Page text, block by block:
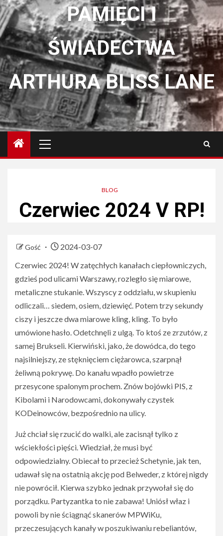
PAMIĘCI I
ŚWIADECTWA
ARTHURA BLISS LANE
główne
BLOG
Czerwiec 2024 V RP!
Gość
2024-03-07
Czerwiec 2024! W zatęchłych kanałach ciepłowniczych,
gdzieś pod ulicami Warszawy, rozległo się miarowe,
metaliczne stukanie. Wszyscy z oddziału, w skupieniu
odliczali… siedem, osiem, dziewięć. Potem trzy sekundy
ciszy i jeszcze dwa miarowe kling, kling. To było
umówione hasło. Odetchnęli z ulgą. To ktoś ze zrzutów, z
samej Brukseli. Kierwiński, jako, że dowódca, do tego
najsilniejszy, ze stęknięciem ciężarowca, szarpnął
żeliwną pokrywę. Do kanału wpadło powietrze
przesycone spalonym prochem. Znów bojówki PIS, z
Kibolami i Narodowcami, dokonywały czystek
KODeinowców, bezpośrednio na ulicy.
Już chciał się rzucić do walki, ale zacisnął tylko z
wściekłości pięści. Wiedział, że musi być
odpowiedzialny. Obiecał to przecież Schetynie, jak ten,
udawał się na ostatnią akcję pod Belweder, z której nigdy
nie powrócił. Kierwa szybko jednak przywołał się do
porządku. Partyzantka to nie zabawa! Uniósł właz i
powoli by nie ściągnąć skanerów MPWiKu,
przeczesujących kanały w poszukiwaniu rebeliantów,